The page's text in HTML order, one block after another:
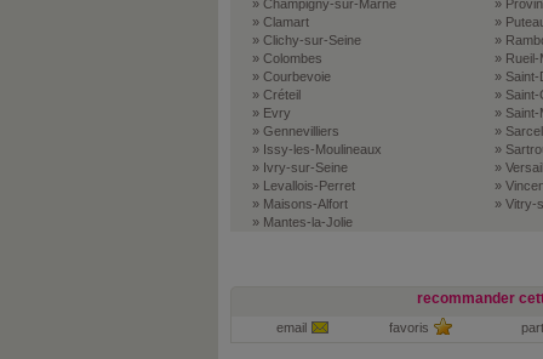
» Champigny-sur-Marne
» Clamart
» Clichy-sur-Seine
» Colombes
» Courbevoie
» Créteil
» Evry
» Gennevilliers
» Issy-les-Moulineaux
» Ivry-sur-Seine
» Levallois-Perret
» Maisons-Alfort
» Mantes-la-Jolie
»
»
»
» Rueil-
» Saint-
»
»
»
»
»
»
» Vitry-
recommander
email favoris